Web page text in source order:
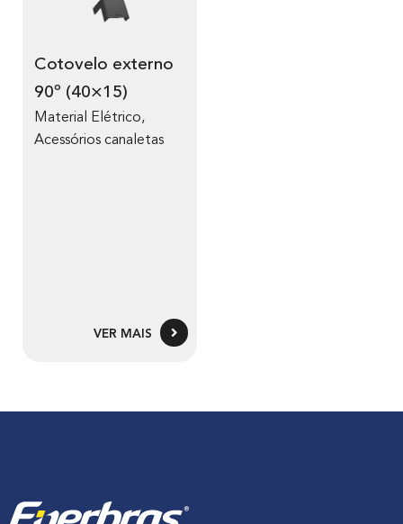
Cotovelo externo
90º (40×15)
Material Elétrico,
Acessórios canaletas
VER MAIS